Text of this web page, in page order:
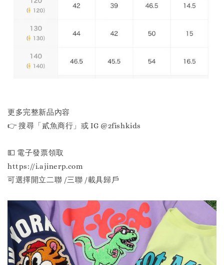
更多完整新品內容
👉 搜尋「貳魚商行」或 IG @2fishkids
💵 電子發票領取
https://i.ajinerp.com
可選擇開立二聯 /三聯 /載具歸戶